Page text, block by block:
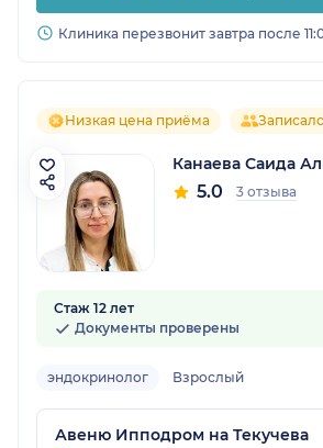
Клиника перезвонит завтра после
Низкая цена приёма
Канаева Саида
5.0 3 отзыва
Стаж 12 лет
Документы проверены
эндокринолог Взрослый
Авеню Ипподром на Текучева